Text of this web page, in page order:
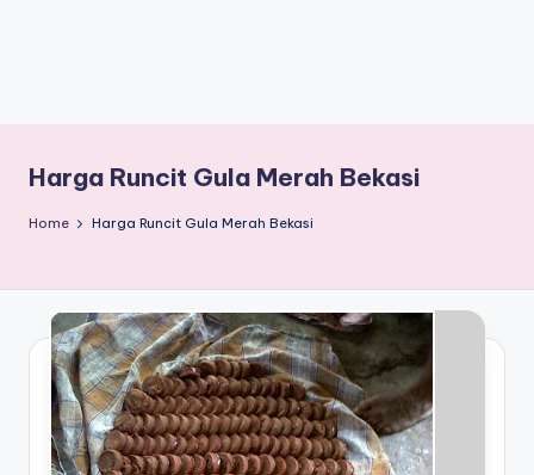
Harga Runcit Gula Merah Bekasi
Home Harga Runcit Gula Merah Bekasi